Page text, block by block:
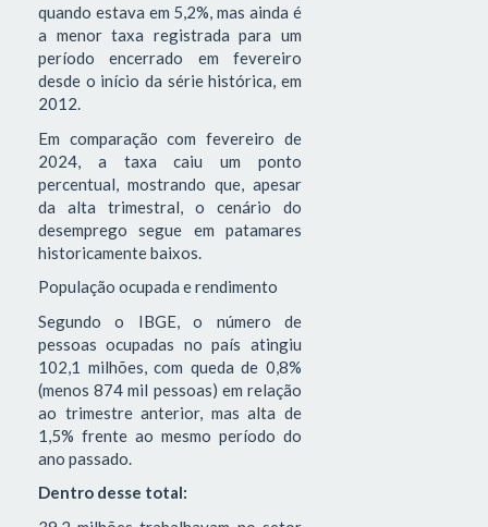
quando estava em 5,2%, mas ainda é
a menor taxa registrada para um
período encerrado em fevereiro
desde o início da série histórica, em
2012.
Em comparação com fevereiro de
2024, a taxa caiu um ponto
percentual, mostrando que, apesar
da alta trimestral, o cenário do
desemprego segue em patamares
historicamente baixos.
População ocupada e rendimento
Segundo o IBGE, o número de
pessoas ocupadas no país atingiu
102,1 milhões, com queda de 0,8%
(menos 874 mil pessoas) em relação
ao trimestre anterior, mas alta de
1,5% frente ao mesmo período do
ano passado.
Dentro desse total: